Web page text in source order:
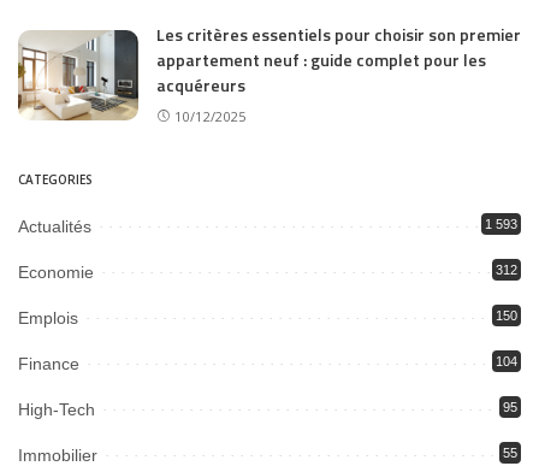
Les critères essentiels pour choisir son premier
appartement neuf : guide complet pour les
acquéreurs
10/12/2025
CATEGORIES
Actualités 1 593
Economie 312
Emplois 150
Finance 104
High-Tech 95
Immobilier 55